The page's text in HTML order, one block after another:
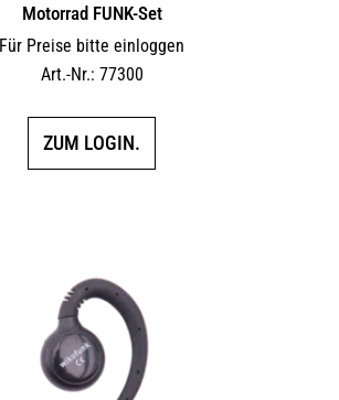
Motorrad FUNK-Set
Für Preise bitte einloggen
Art.-Nr.: 77300
ZUM LOGIN.